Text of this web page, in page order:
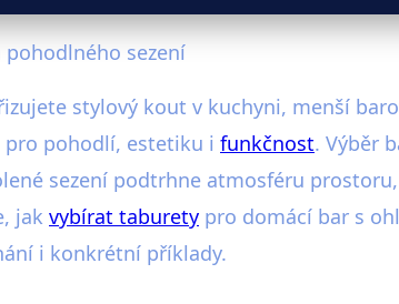
pohodlného sezení
stylový kout v kuchyni, menší
pro pohodlí, estetiku i funkčnost. Výběr
sezení podtrhne atmosféru
jak vybírat taburety pro domácí bar s
i konkrétní příklady.